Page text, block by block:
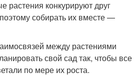
растения конкурируют друг
собирать их вместе —
между растениями
свой сад так, чтобы все
по мере их роста.